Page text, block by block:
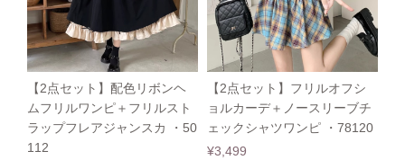
【2点セット】配色リボンヘ
ムフリルワンピ＋フリルスト
ラップフレアジャンスカ ・50
112
【2点セット】フリルオフシ
ョルカーデ＋ノースリーブチ
ェックシャツワンピ ・78120
¥3,499